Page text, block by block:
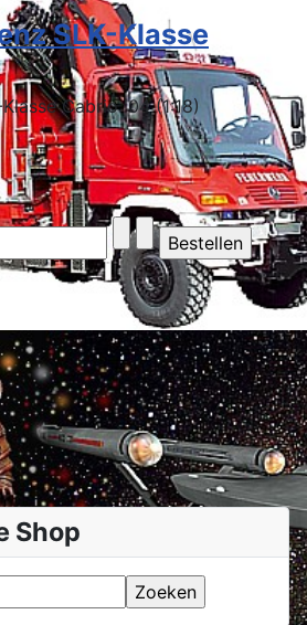
Shop
SLK-Klasse
Cabrio '04 (1:18)